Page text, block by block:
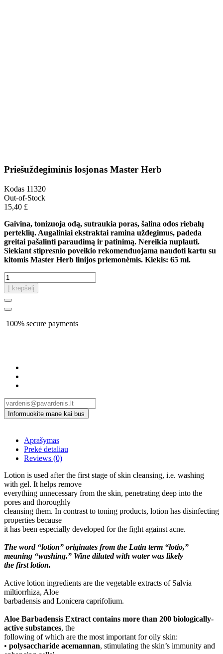
Priešuždegiminis losjonas Master Herb
Kodas 11320
Out-of-Stock
15,40 £
Gaivina, tonizuoja odą, sutraukia poras, šalina odos riebalų
perteklių. Augaliniai ekstraktai ramina uždegimus, padeda
greitai pašalinti paraudimą ir patinimą. Nereikia nuplauti.
Siekiant stipresnio poveikio rekomenduojama naudoti kartu su
kitomis Master Herb linijos priemonėmis. Kiekis: 65 ml.
Į krepšelį
100% secure payments
Aprašymas
Prekė detaliau
Reviews (0)
Lotion is used after the first stage of skin cleansing, i.e. washing
with gel. It helps remove
everything unnecessary from the skin, penetrating deep into the
pores and thoroughly
cleansing them. In contrast to toning products, lotion has disinfecting
properties because
it has been especially developed for the fight against acne.
The word “lotion” originates from the Latin term “lotio,”
meaning “washing.” Wine diluted with water was likely
the first lotion.
Active lotion ingredients are the vegetable extracts of Salvia
miltiorrhiza, Aloe
barbadensis and Lonicera caprifolium.
Aloe Barbadensis Extract contains more than 200 biologically-
active substances, the
following of which are the most important for oily skin:
• polysaccharide acemannan, stimulating the skin’s immunity and